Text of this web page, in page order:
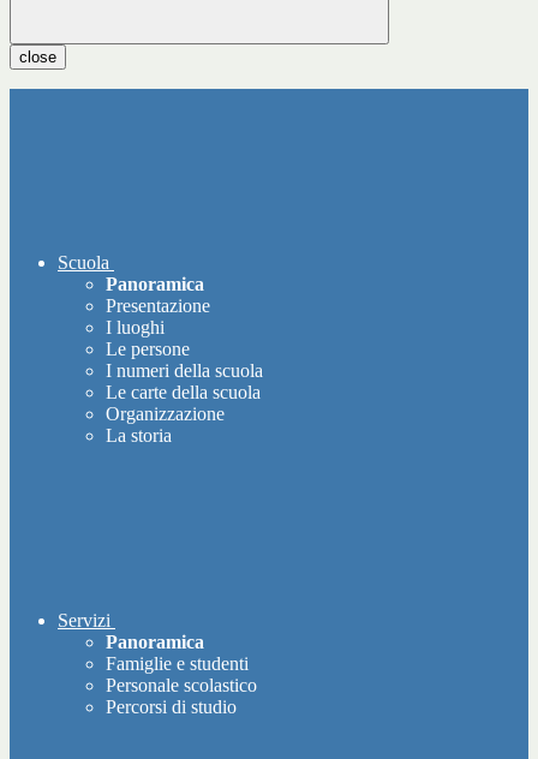
close
Scuola
Panoramica
Presentazione
I luoghi
Le persone
I numeri della scuola
Le carte della scuola
Organizzazione
La storia
Servizi
Panoramica
Famiglie e studenti
Personale scolastico
Percorsi di studio